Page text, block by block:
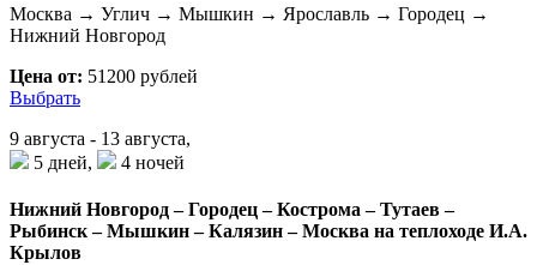
Москва → Углич → Мышкин → Ярославль → Городец →
Нижний Новгород
Цена от: 51200 рублей
Выбрать
9 августа - 13 августа,
5 дней,
4 ночей
Нижний Новгород – Городец – Кострома – Тутаев –
Рыбинск – Мышкин – Калязин – Москва на теплоходе И.А.
Крылов